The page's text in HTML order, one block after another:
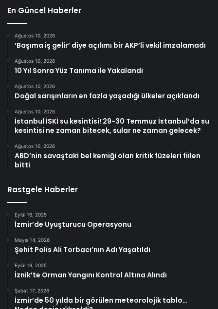
En Güncel Haberler
Ağustos 10, 2026
‘Başıma iş gelir’ diye açılımı bir AKP’li vekil imzalamadı
Ağustos 10, 2026
10 Yıl Sonra Yüz Tanıma ile Yakalandı
Ağustos 10, 2026
Doğal sarışınların en fazla yaşadığı ülkeler açıklandı
Ağustos 10, 2026
İstanbul İSKİ su kesintisi! 29-30 Temmuz İstanbul’da su
kesintisi ne zaman bitecek, sular ne zaman gelecek?
Ağustos 10, 2026
ABD’nin savaştaki bel kemiği olan kritik füzeleri fiilen
bitti
Rastgele Haberler
Eylül 16, 2025
İzmir’de Uyuşturucu Operasyonu
Mayıs 14, 2026
Şehit Polis Ali Torbacı’nın Adı Yaşatıldı
Eylül 19, 2025
İznik’te Orman Yangını Kontrol Altına Alındı
Şubat 17, 2026
İzmir’de 50 yılda bir görülen meteorolojik tablo…